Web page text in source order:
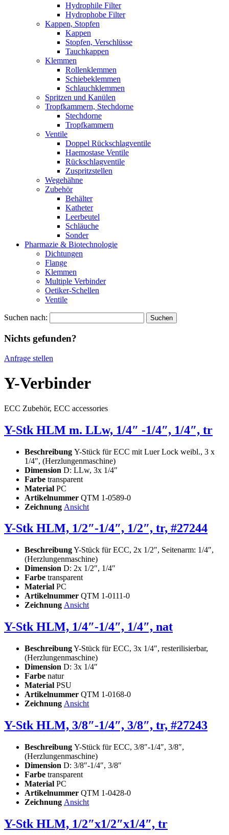
Hydrophile Filter
Hydrophobe Filter
Kappen, Stopfen
Kappen
Stopfen, Verschlüsse
Tauchkappen
Klemmen
Rollenklemmen
Schiebeklemmen
Schlauchklemmen
Spritzen und Kanülen
Tropfkammern, Stechdorne
Stechdorne
Tropfkammern
Ventile
Doppel Rückschlagventile
Haemostase Ventile
Rückschlagventile
Zuspritzstellen
Wegehähne
Zubehör
Behälter
Katheter
Leerbeutel
Schläuche
Sonder
Pharmazie & Biotechnologie
Dichtungen
Flange
Klemmen
Multiple Verbinder
Oetiker-Schellen
Ventile
Suchen nach:
Nichts gefunden?
Anfrage stellen
Y-Verbinder
ECC Zubehör, ECC accessories
Y-Stk HLM m. LLw, 1/4″ -1/4″, 1/4″, tr
Beschreibung Y-Stück für ECC mit Luer Lock weibl., 3 x
1/4″, (Herzlungenmaschine)
Dimension D: LLw, 3x 1/4″
Farbe transparent
Material PC
Artikelnummer QTM 1-0589-0
Zeichnung Ansicht
Y-Stk HLM, 1/2″-1/4″, 1/2″, tr, #27244
BeschreibungY-Stück für ECC, 2x 1/2″, Seitenarm: 1/4″,
(Herzlungenmaschine)
Dimension D: 2x 1/2″, 1/4″
Farbe transparent
Material PC
Artikelnummer QTM 1-0111-0
Zeichnung Ansicht
Y-Stk HLM, 1/4″-1/4″, 1/4″, nat
BeschreibungY-Stück für ECC, 3x 1/4″, resterilisierbar,
(Herzlungenmaschine)
Dimension D: 3x 1/4″
Farbe natur
Material PSU
Artikelnummer QTM 1-0168-0
Zeichnung Ansicht
Y-Stk HLM, 3/8″-1/4″, 3/8″, tr, #27243
Beschreibung Y-Stück für ECC, 3/8″-1/4″, 3/8″,
(Herzlungenmaschine)
Dimension D: 3/8″-1/4″, 3/8″
Farbe transparent
Material PC
Artikelnummer QTM 1-0428-0
Zeichnung Ansicht
Y-Stk HLM, 1/2″x1/2″x1/4″, tr